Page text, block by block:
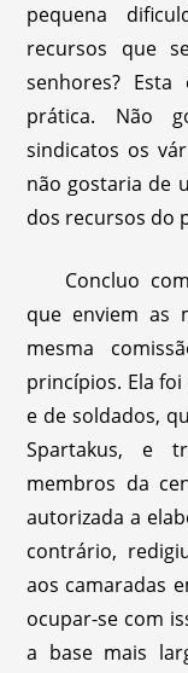
pequena
recursos que
senhores?
prática. Não
sindicatos os
não gostaria de
dos recursos do
Concluo
que enviem as
mesma
princípios. Ela
e de soldados,
Spartakus, e
membros da
autorizada a
contrário,
aos camaradas
ocupar-se com
a base mais